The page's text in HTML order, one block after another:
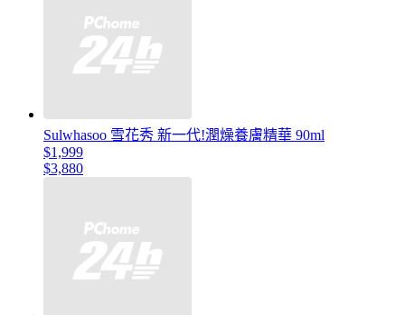
Sulwhasoo 雪花秀 新一代!潤燥養膚精華 90ml
$1,999
$3,880